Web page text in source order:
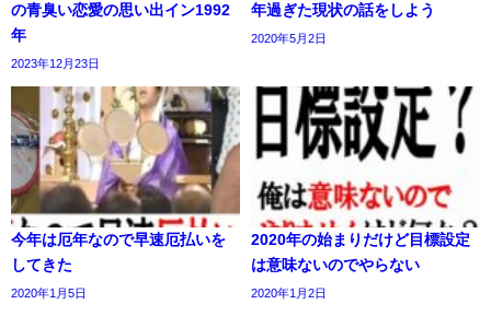
の青臭い恋愛の思い出イン1992
年
2023年12月23日
年過ぎた現状の話をしよう
2020年5月2日
今年は厄年なので早速厄払いを
してきた
2020年1月5日
2020年の始まりだけど目標設定
は意味ないのでやらない
2020年1月2日